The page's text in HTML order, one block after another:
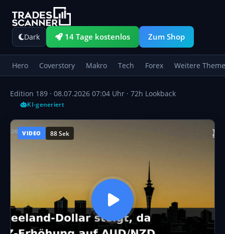
Dark 14 Tage kostenlos Zum Shop
Hero Coverstory Makro Tech Forex Weitere
Edition 189 · 08.07.2026 07:04 Uhr · 72h Lookback
KI-generiert
VIDEO 88 Sek